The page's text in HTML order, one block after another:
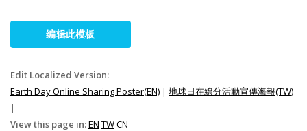
编辑此模板
Edit Localized Version:
Earth Day Online Sharing Poster(EN) | 地球日在線分活動宣傳海報(TW)
|
View this page in:EN TWCN